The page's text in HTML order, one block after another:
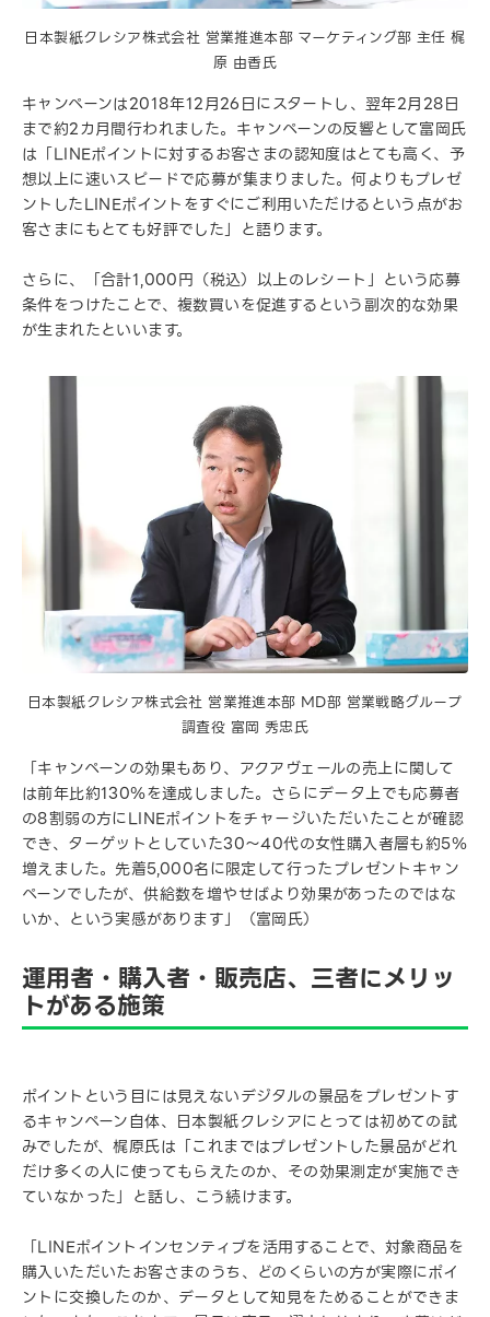
日本製紙クレシア株式会社 営業推進本部 マーケティング部 主任 梶
原 由香氏
キャンペーンは2018年12月26日にスタートし、翌年2月28日
まで約2カ月間行われました。キャンペーンの反響として富岡氏
は「LINEポイントに対するお客さまの認知度はとても高く、予
想以上に速いスピードで応募が集まりました。何よりもプレゼ
ントしたLINEポイントをすぐにご利用いただけるという点がお
客さまにもとても好評でした」と語ります。
さらに、「合計1,000円（税込）以上のレシート」という応募
条件をつけたことで、複数買いを促進するという副次的な効果
が生まれたといいます。
日本製紙クレシア株式会社 営業推進本部 MD部 営業戦略グループ
調査役 富岡 秀忠氏
「キャンペーンの効果もあり、アクアヴェールの売上に関して
は前年比約130％を達成しました。さらにデータ上でも応募者
の8割弱の方にLINEポイントをチャージいただいたことが確認
でき、ターゲットとしていた30〜40代の女性購入者層も約5％
増えました。先着5,000名に限定して行ったプレゼントキャン
ペーンでしたが、供給数を増やせばより効果があったのではな
いか、という実感があります」（富岡氏）
運用者・購入者・販売店、三者にメリッ
トがある施策
ポイントという目には見えないデジタルの景品をプレゼントす
るキャンペーン自体、日本製紙クレシアにとっては初めての試
みでしたが、梶原氏は「これまではプレゼントした景品がどれ
だけ多くの人に使ってもらえたのか、その効果測定が実施でき
ていなかった」と話し、こう続けます。
「LINEポイントインセンティブを活用することで、対象商品を
購入いただいたお客さまのうち、どのくらいの方が実際にポイ
ントに交換したのか、データとして知見をためることができま